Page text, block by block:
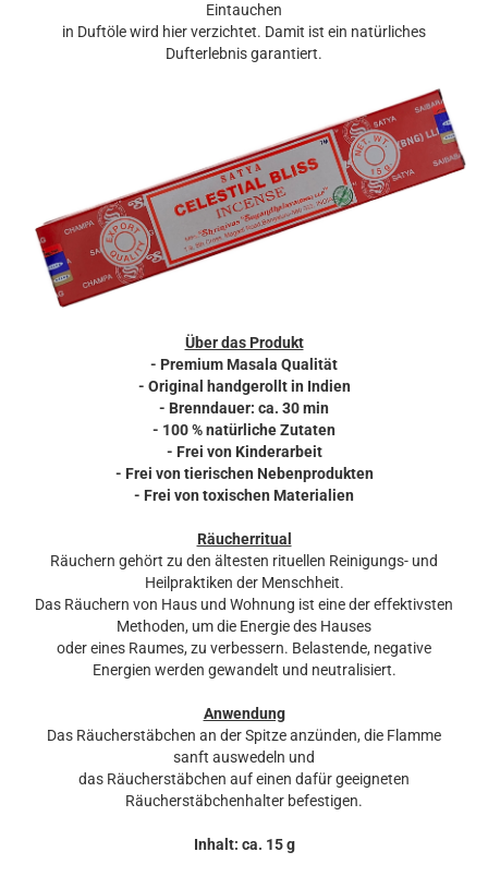
Eintauchen
in Duftöle wird hier verzichtet. Damit ist ein natürliches
Dufterlebnis garantiert.
Über das Produkt
- Premium Masala Qualität
- Original handgerollt in Indien
- Brenndauer: ca. 30 min
- 100 % natürliche Zutaten
- Frei von Kinderarbeit
- Frei von tierischen Nebenprodukten
- Frei von toxischen Materialien
Räucherritual
Räuchern gehört zu den ältesten rituellen Reinigungs- und
Heilpraktiken der Menschheit.
Das Räuchern von Haus und Wohnung ist eine der effektivsten
Methoden, um die Energie des Hauses
oder eines Raumes, zu verbessern. Belastende, negative
Energien werden gewandelt und neutralisiert.
Anwendung
Das Räucherstäbchen an der Spitze anzünden, die Flamme
sanft auswedeln und
das Räucherstäbchen auf einen dafür geeigneten
Räucherstäbchenhalter befestigen.
Inhalt: ca. 15 g